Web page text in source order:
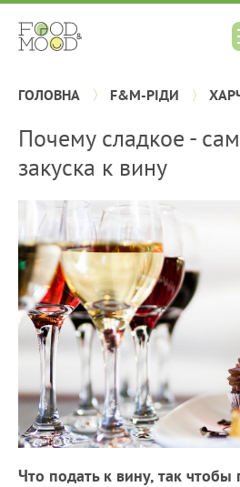
ГОЛОВНА F&M-РІДИ
Почему сладкое -
закуска к вину
Что подать к вину, так чтобы